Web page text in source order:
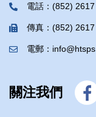
電話：(852)
傳真：(852)
電郵：
關注我們